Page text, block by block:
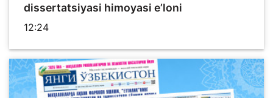
dissertatsiyasi himoyasi e’loni
12:24